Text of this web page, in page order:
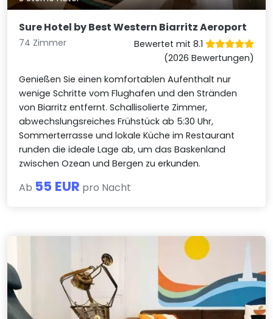
Sure Hotel by Best Western Biarritz Aeroport
74 Zimmer
Bewertet mit 8.1
(2026 Bewertungen)
Genießen Sie einen komfortablen Aufenthalt nur
wenige Schritte vom Flughafen und den Stränden
von Biarritz entfernt. Schallisolierte Zimmer,
abwechslungsreiches Frühstück ab 5:30 Uhr,
Sommerterrasse und lokale Küche im Restaurant
runden die ideale Lage ab, um das Baskenland
zwischen Ozean und Bergen zu erkunden.
Ab 55 EUR pro Nacht